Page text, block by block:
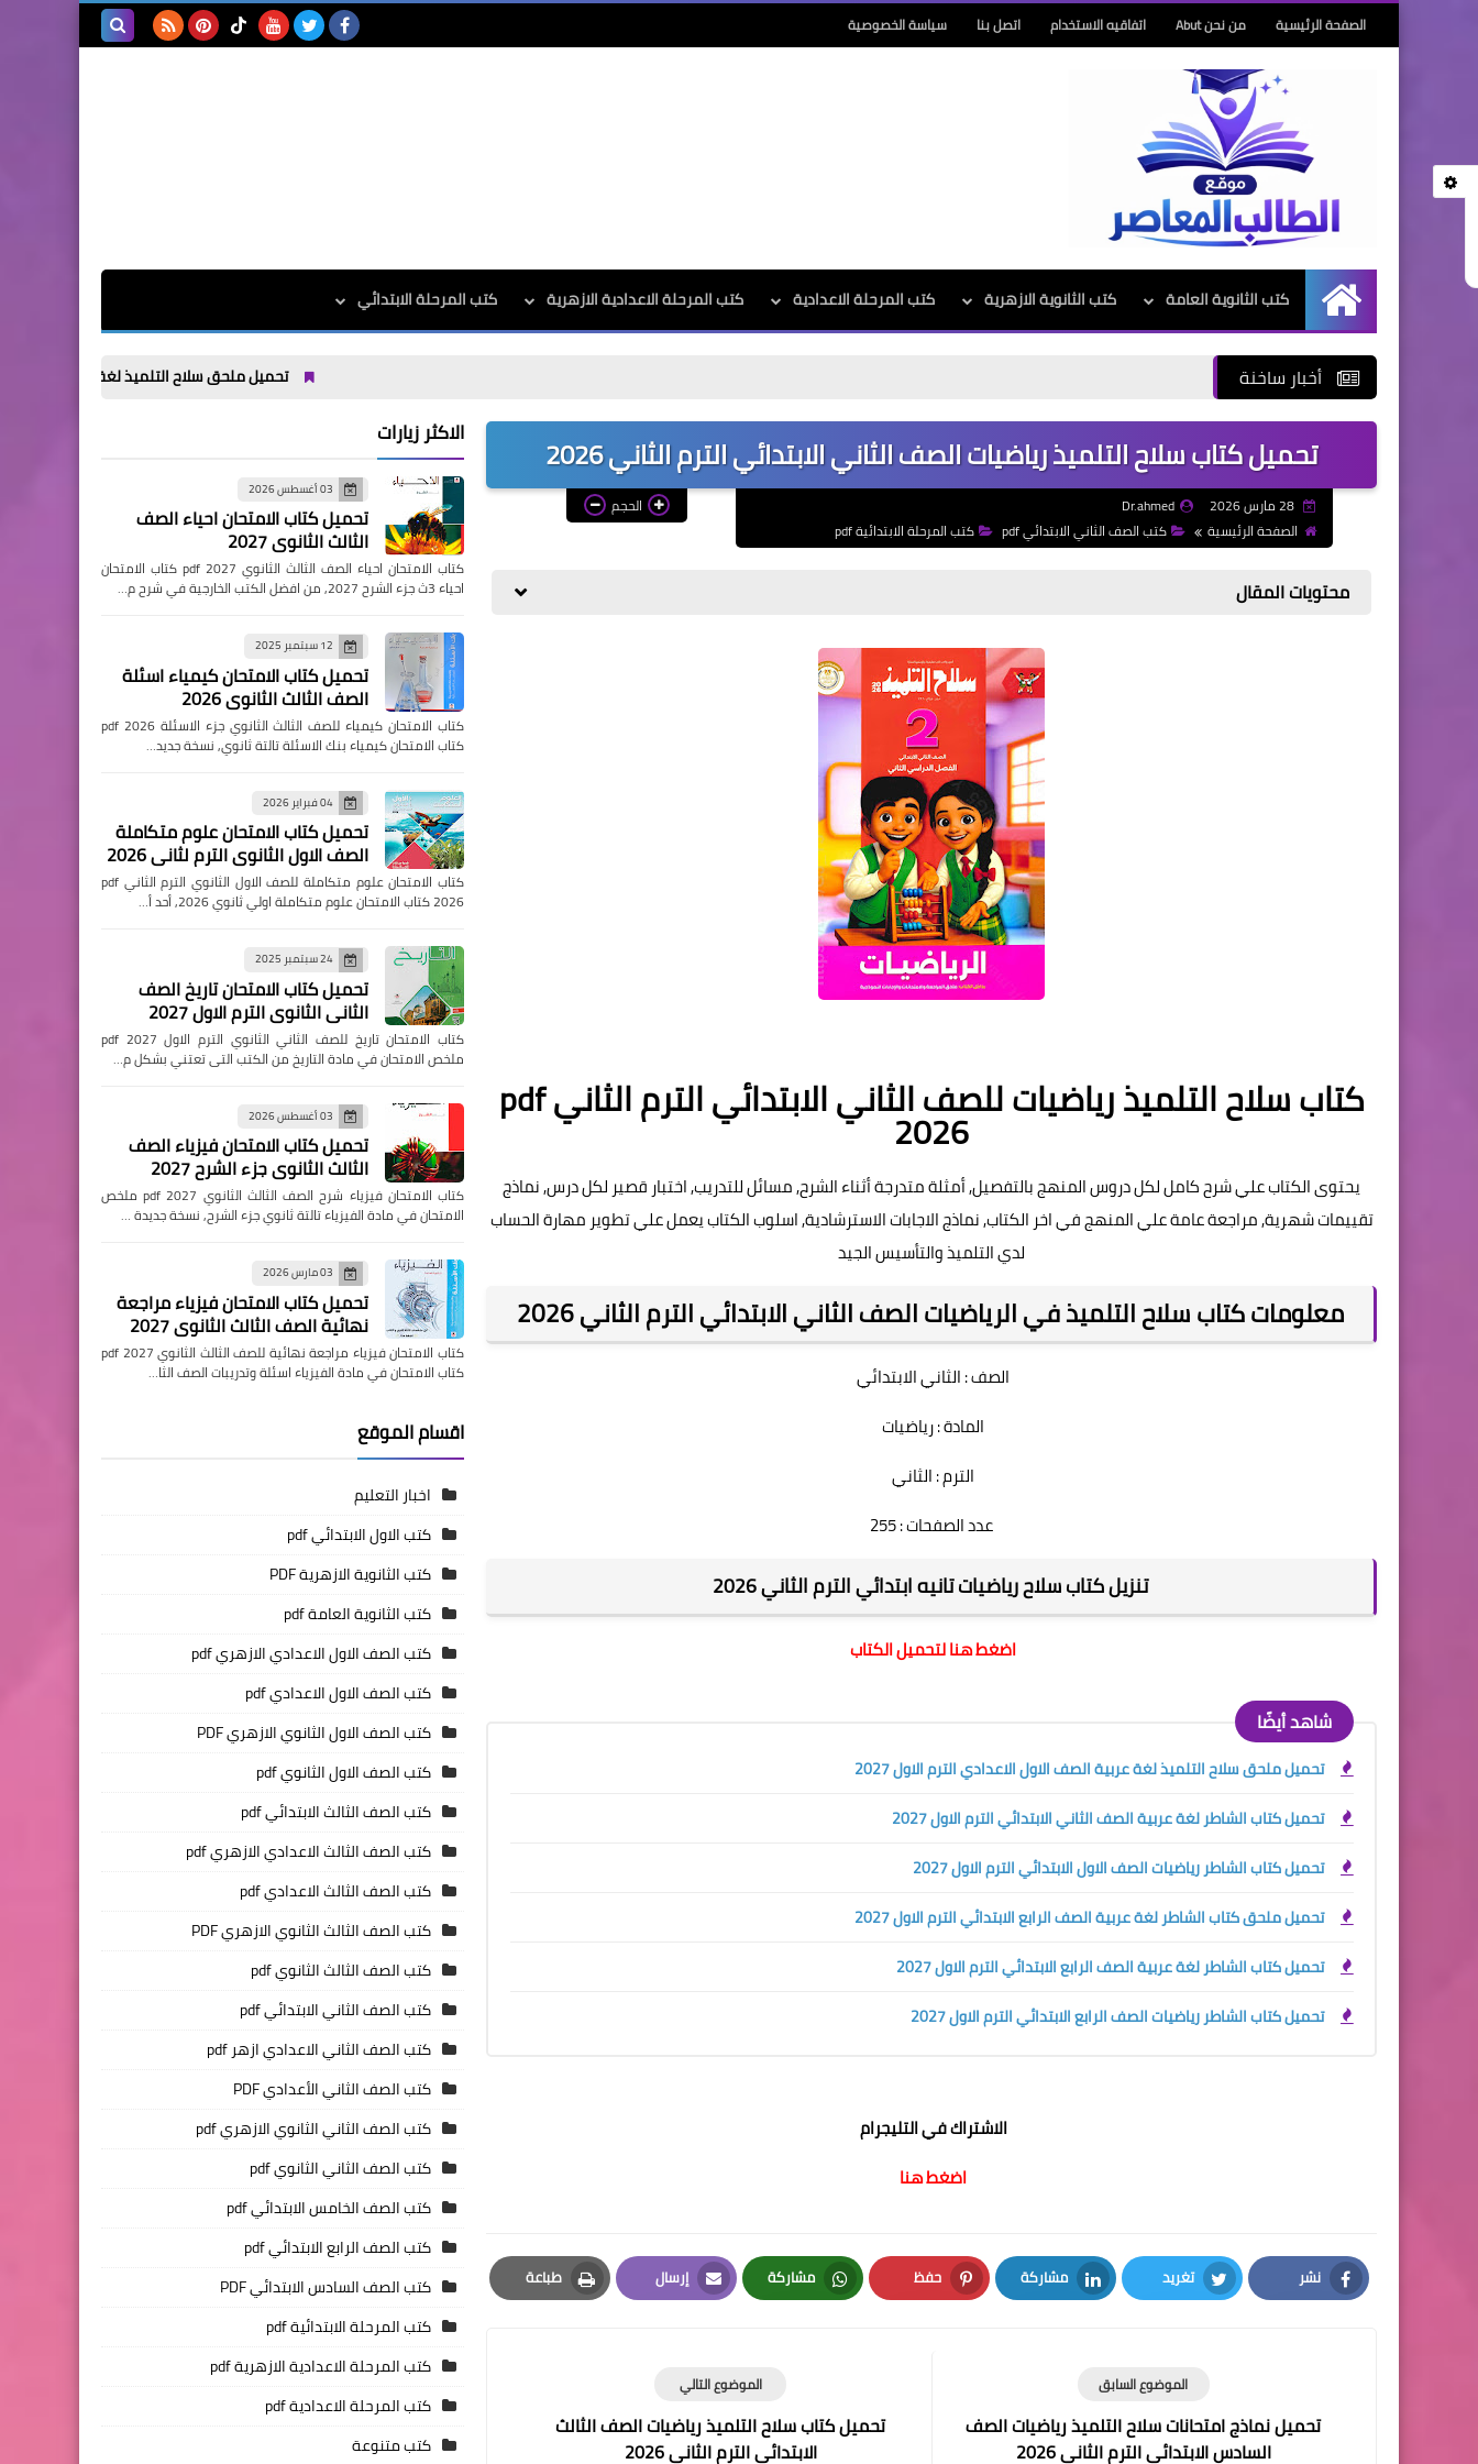
الصفحة الرئيسية من نحن Abut اتفاقيه الاستخدام اتصل بنا سياسة الخصوصية
الرئيسية
كتب الثانوية العامة كتب الثانوية الازهرية كتب المرحلة الاعدادية كتب المرحلة الاعدادية الازهرية كتب المرحلة الابتدائي
أخبار ساخنة تحميل ملحق سلاح التلميذ لغة عربية الصف الاول الاعدادي
تحميل كتاب سلاح التلميذ رياضيات الصف الثاني الابتدائي الترم الثاني 2026
28 مارس 2026
Dr.ahmed
الصفحة الرئيسية
كتب الصف الثاني الابتدائي pdf كتب المرحلة الابتدائية pdf
الحجم
محتويات المقال
كتاب سلاح التلميذ رياضيات للصف الثاني الابتدائي الترم الثاني pdf
2026
يحتوى الكتاب علي شرح كامل لكل دروس المنهج بالتفصيل, أمثلة متدرجة أثناء الشرح, مسائل للتدريب, اختبار قصير لكل درس, نماذج
تقييمات شهرية, مراجعة عامة علي المنهج في اخر الكتاب, نماذج الاجابات الاسترشادية, اسلوب الكتاب يعمل علي تطوير مهارة الحساب
لدي التلميذ والتأسيس الجيد
معلومات كتاب سلاح التلميذ في الرياضيات الصف الثاني الابتدائي الترم الثاني 2026
الصف : الثاني الابتدائي
المادة : رياضيات
الترم : الثاني
عدد الصفحات : 255
تنزيل كتاب سلاح رياضيات تانيه ابتدائي الترم الثاني 2026
اضغط هنا لتحميل الكتاب
شاهد أيضًا
تحميل ملحق سلاح التلميذ لغة عربية الصف الاول الاعدادي الترم الاول 2027
تحميل كتاب الشاطر لغة عربية الصف الثاني الابتدائي الترم الاول 2027
تحميل كتاب الشاطر رياضيات الصف الاول الابتدائي الترم الاول 2027
تحميل ملحق كتاب الشاطر لغة عربية الصف الرابع الابتدائي الترم الاول 2027
تحميل كتاب الشاطر لغة عربية الصف الرابع الابتدائي الترم الاول 2027
تحميل كتاب الشاطر رياضيات الصف الرابع الابتدائي الترم الاول 2027
الاشتراك في التليجرام
اضغط هنا
نشر
Facebook
تغريد
Twitter
مشاركة
LinkedIn
حفظ
Pinterest
مشاركة
Whatsapp
إرسال
Email
طباعة
Print
الموضوع التالي
تحميل كتاب سلاح التلميذ رياضيات الصف الثالث
الابتدائي الترم الثاني 2026
الموضوع السابق
تحميل نماذج امتحانات سلاح التلميذ رياضيات الصف
السادس الابتدائي الترم الثاني 2026
الاكثر زيارات
03 أغسطس 2026
تحميل كتاب الامتحان احياء الصف
الثالث الثانوي 2027
كتاب الامتحان احياء الصف الثالث الثانوي pdf 2027 كتاب الامتحان
احياء 3ث جزء الشرح 2027, من افضل الكتب الخارجية في شرح م…
12 سبتمبر 2025
تحميل كتاب الامتحان كيمياء اسئلة
الصف الثالث الثانوي 2026
كتاب الامتحان كيمياء للصف الثالث الثانوي جزء الاسئلة pdf 2026
كتاب الامتحان كيمياء بنك الاسئلة تالتة ثانوي, نسخة جديد…
04 فبراير 2026
تحميل كتاب الامتحان علوم متكاملة
الصف الاول الثانوي الترم لثاني 2026
كتاب الامتحان علوم متكاملة للصف الاول الثانوي الترم الثاني pdf
2026 كتاب الامتحان علوم متكاملة اولي ثانوي 2026, أحد أ…
24 سبتمبر 2025
تحميل كتاب الامتحان تاريخ الصف
الثاني الثانوي الترم الاول 2027
كتاب الامتحان تاريخ للصف الثاني الثانوي الترم الاول pdf 2027
ملخص الامتحان في مادة التاريخ من الكتب التى تعتني بشكل م…
03 أغسطس 2026
تحميل كتاب الامتحان فيزياء الصف
الثالث الثانوي جزء الشرح 2027
كتاب الامتحان فيزياء شرح الصف الثالث الثانوي pdf 2027 ملخص
الامتحان في مادة الفيزياء تالتة ثانوي جزء الشرح, نسخة جديدة …
03 مارس 2026
تحميل كتاب الامتحان فيزياء مراجعة
نهائية الصف الثالث الثانوي 2027
كتاب الامتحان فيزياء مراجعة نهائية للصف الثالث الثانوي pdf 2027
كتاب الامتحان في مادة الفيزياء اسئلة وتدريبات الصف الثا…
اقسام الموقع
اخبار التعليم
كتب الاول الابتدائي pdf
كتب الثانوية الازهرية PDF
كتب الثانوية العامة pdf
كتب الصف الاول الاعدادي الازهري pdf
كتب الصف الاول الاعدادي pdf
كتب الصف الاول الثانوي الازهري PDF
كتب الصف الاول الثانوي pdf
كتب الصف الثالث الابتدائي pdf
كتب الصف الثالث الاعدادي الازهري pdf
كتب الصف الثالث الاعدادي pdf
كتب الصف الثالث الثانوي الازهري PDF
كتب الصف الثالث الثانوي pdf
كتب الصف الثاني الابتدائي pdf
كتب الصف الثاني الاعدادي ازهر pdf
كتب الصف الثاني الأعدادي PDF
كتب الصف الثاني الثانوي الازهري pdf
كتب الصف الثاني الثانوي pdf
كتب الصف الخامس الابتدائي pdf
كتب الصف الرابع الابتدائي pdf
كتب الصف السادس الابتدائي PDF
كتب المرحلة الابتدائية pdf
كتب المرحلة الاعدادية الازهرية pdf
كتب المرحلة الاعدادية pdf
كتب متنوعة